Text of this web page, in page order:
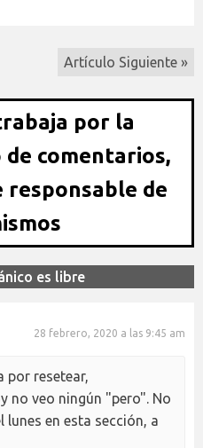
Artículo Siguiente »
por la
comentarios,
responsable de
es libre
28 febrero, 2020 a las 9:45 am
por resetear,
no veo ningún "pero". No
lunes en esta sección, a